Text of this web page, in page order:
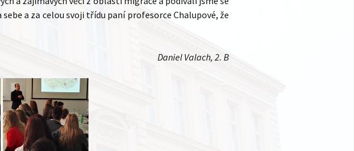
a za celou svoji třídu paní profesorce Chalupové, že
Daniel Valach, 2. B